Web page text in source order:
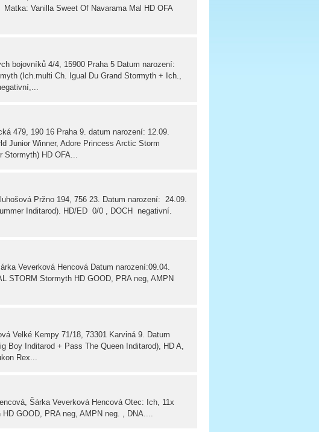
Vanilla Sweet Of Navarama Mal HD OFA
bojovníků 4/4, 15900 Praha 5 Datum narození:
(Ich.multi Ch. Igual Du Grand Stormyth + Ich.,
479, 190 16 Praha 9. datum narození: 12.09.
Junior Winner, Adore Princess Arctic Storm
Stormyth) HD OFA...
Pržno 194, 756 23. Datum narození: 24.09.
Inditarod). HD/ED 0/0 , DOCH negativní.
Veverková Hencová Datum narození:09.04.
Stormyth HD GOOD, PRA neg, AMPN
Velké Kempy 71/18, 73301 Karviná 9. Datum
Boy Inditarod + Pass The Queen Inditarod), HD A,
Rex...
Šárka Veverková Hencová Otec: Ich, 11x
GOOD, PRA neg, AMPN neg. , DNA....